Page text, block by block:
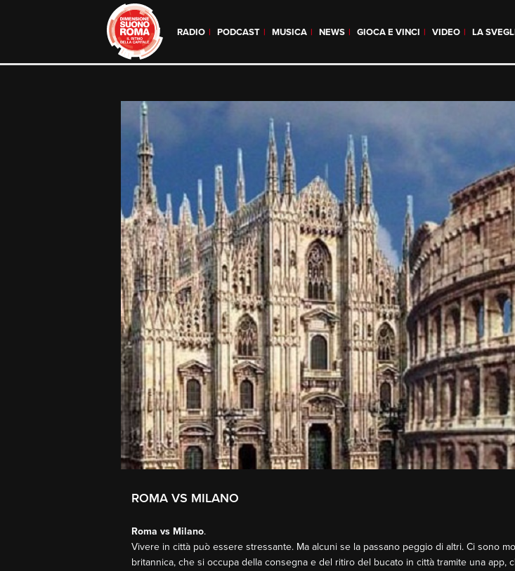
RADIO PODCAST MUSICA NEWS GIOCA E VINCI VIDEO LA
ROMA VS MILANO
Roma vs Milano.
Vivere in città può essere stressante. Ma alcuni se la passano peggio di altri. Ci sono
britannica, che si occupa della consegna e del ritiro del bucato in città tramite una